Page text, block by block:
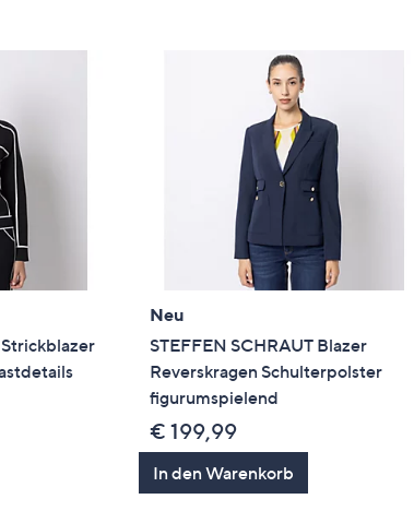
Neu
STEFFEN SCHRAUT Blazer
Reverskragen Schulterpolster
figurumspielend
€ 199,99
In den Warenkorb